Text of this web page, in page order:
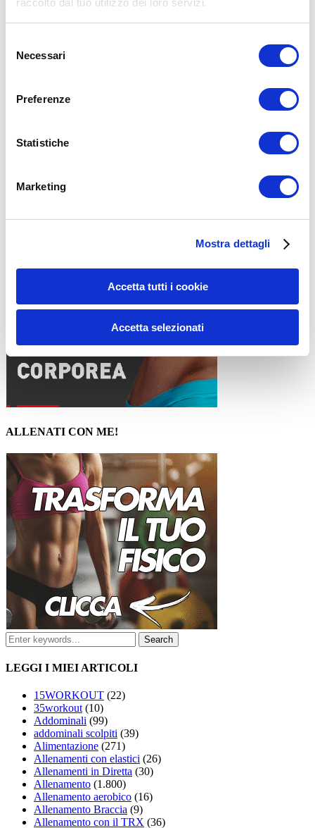
raccolto dal tuo utilizzo dei loro servizi.
delNecessari
Preferenze
Statistiche
Marketing
Mostra dettagli
Accetta tutti i cookie
Accetta selezionati
ALLENATI CON ME!
LEGGI I MIEI ARTICOLI
15WORKOUT (22)
35workout(10)
Addominali (99)
addominali scolpiti (39)
Alimentazione (271)
Allenamenti con elastici (26)
Allenamenti in Diretta (30)
Allenamento (1.800)
Allenamento aerobico (16)
Allenamento Braccia (9)
Allenamento con il TRX (36)